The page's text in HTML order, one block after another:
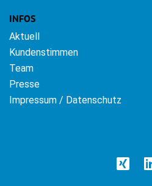
INFOS
Aktuell
Kundenstimmen
Team
Presse
Impressum / Datenschutz